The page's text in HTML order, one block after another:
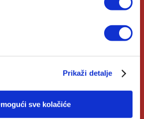
Prikaži detalje
sve kolačiće
informacije
Pomoć u kupnji
Opći uvjeti